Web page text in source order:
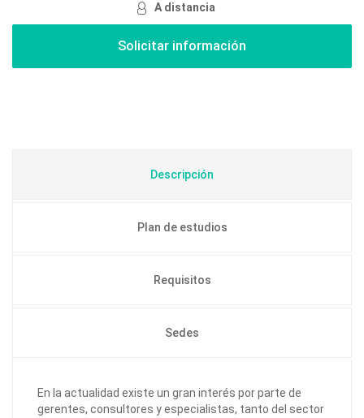
A distancia
Descripción
Plan de estudios
Requisitos
Sedes
En la actualidad existe un gran interés por parte de
gerentes, consultores y especialistas, tanto del sector